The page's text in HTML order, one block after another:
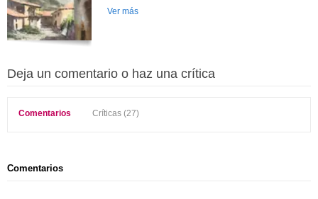
Ver más
Deja un comentario o haz una crítica
Comentarios Críticas (27)
Comentarios